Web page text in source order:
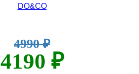
DO&CO
4990 ₽
4190 ₽